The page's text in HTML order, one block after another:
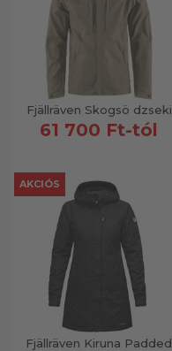
Fjällräven Skogsö dzseki
61 700 Ft-tól
Fjällräven Kiruna Padded
AKCIÓS